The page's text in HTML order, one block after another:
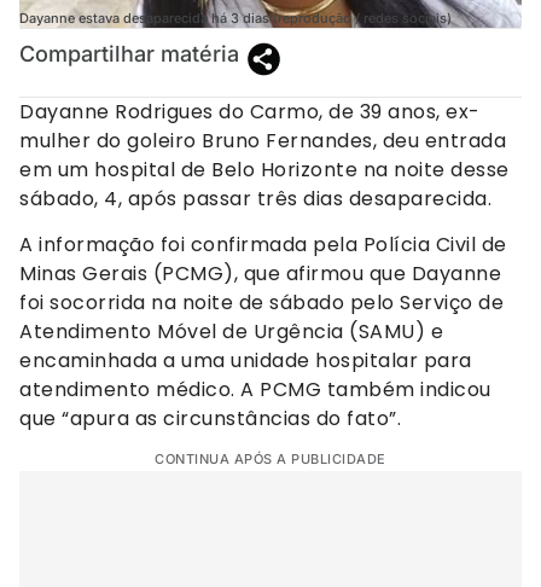
Dayanne estava desaparecida há 3 dias (reprodução / redes sociais)
Compartilhar matéria
Dayanne Rodrigues do Carmo, de 39 anos, ex-
mulher do goleiro Bruno Fernandes, deu entrada
em um hospital de Belo Horizonte na noite desse
sábado, 4, após passar três dias desaparecida.
A informação foi confirmada pela Polícia Civil de
Minas Gerais (PCMG), que afirmou que Dayanne
foi socorrida na noite de sábado pelo Serviço de
Atendimento Móvel de Urgência (SAMU) e
encaminhada a uma unidade hospitalar para
atendimento médico. A PCMG também indicou
que “apura as circunstâncias do fato”.
CONTINUA APÓS A PUBLICIDADE